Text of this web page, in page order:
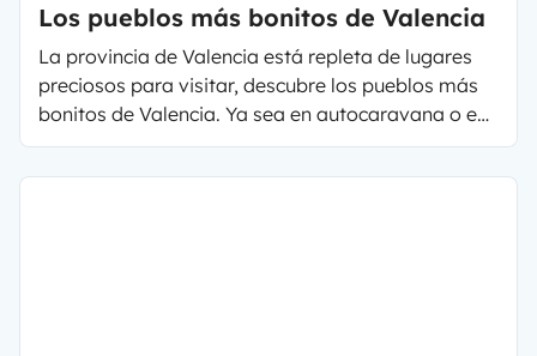
Los pueblos más bonitos de Valencia
La provincia de Valencia está repleta de lugares
preciosos para visitar, descubre los pueblos más
bonitos de Valencia. Ya sea en autocaravana o en
furgoneta camper Valencia es el destino ideal.